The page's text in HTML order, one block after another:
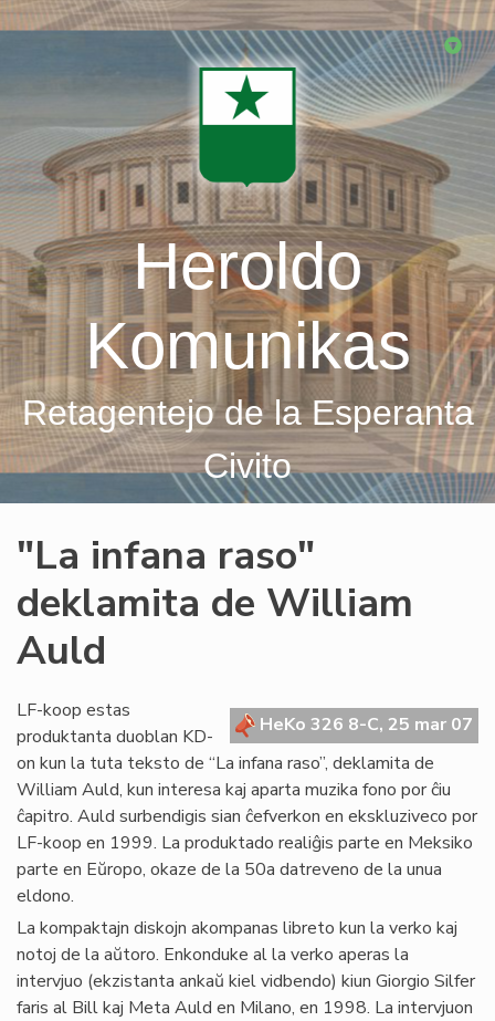
Skip
Heroldo
Komunikas
Retagentejo de la Esperanta
Civito
"La infana raso"
deklamita de William
Auld
HeKo 326 8-C, 25 mar 07
LF-koop estas
produktanta duoblan KD-
on kun la tuta teksto de “La infana raso”, deklamita de
William Auld, kun interesa kaj aparta muzika fono por ĉiu
ĉapitro. Auld surbendigis sian ĉefverkon en ekskluziveco por
LF-koop en 1999. La produktado realiĝis parte en Meksiko
parte en Eŭropo, okaze de la 50a datreveno de la unua
eldono.
La kompaktajn diskojn akompanas libreto kun la verko kaj
notoj de la aŭtoro. Enkonduke al la verko aperas la
intervjuo (ekzistanta ankaŭ kiel vidbendo) kiun Giorgio Silfer
faris al Bill kaj Meta Auld en Milano, en 1998. La intervjuon